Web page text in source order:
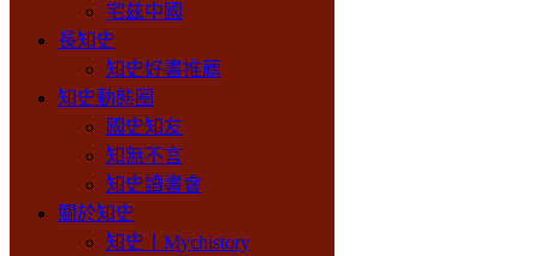
宅兹中國
長知史
知史好書推薦
知史動態圈
國史知友
知無不言
知史讀書會
關於知史
知史丨Mychistory